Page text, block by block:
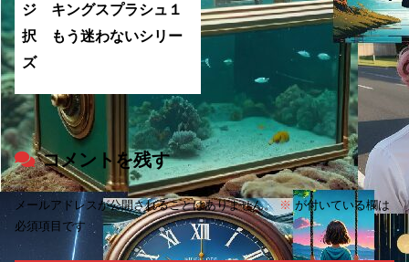
ジ キングスプラシュ１
択 もう迷わないシリー
ズ
コメントを残す
メールアドレスが公開されることはありません。 ※が付いている欄は
必須項目です